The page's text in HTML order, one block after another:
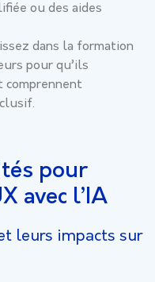
ou des aides
dans la formation
pour qu’ils
comprennent
pour
avec l’IA
leurs impacts sur